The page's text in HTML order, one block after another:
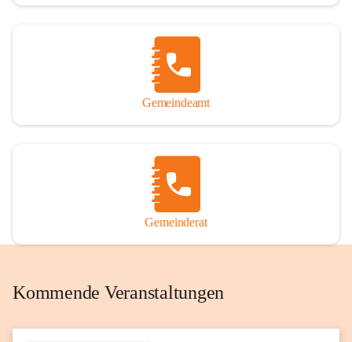
Gemeindeamt
Gemeinderat
Kommende Veranstaltungen